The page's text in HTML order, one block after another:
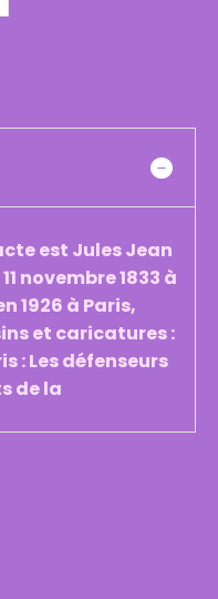
est Jules Jean
novembre 1833 à
1926 à Paris,
et caricatures :
: Les défenseurs
de la